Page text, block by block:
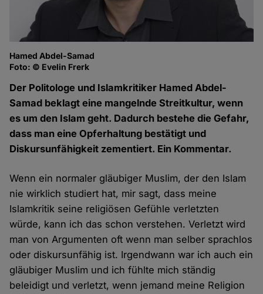
Hamed Abdel-Samad
Foto: © Evelin Frerk
Der Politologe und Islamkritiker Hamed Abdel-
Samad beklagt eine mangelnde Streitkultur, wenn
es um den Islam geht. Dadurch bestehe die Gefahr,
dass man eine Opferhaltung bestätigt und
Diskursunfähigkeit zementiert. Ein Kommentar.
Wenn ein normaler gläubiger Muslim, der den Islam
nie wirklich studiert hat, mir sagt, dass meine
Islamkritik seine religiösen Gefühle verletzten
würde, kann ich das schon verstehen. Verletzt wird
man von Argumenten oft wenn man selber sprachlos
oder diskursunfähig ist. Irgendwann war ich auch ein
gläubiger Muslim und ich fühlte mich ständig
beleidigt und verletzt, wenn jemand meine Religion